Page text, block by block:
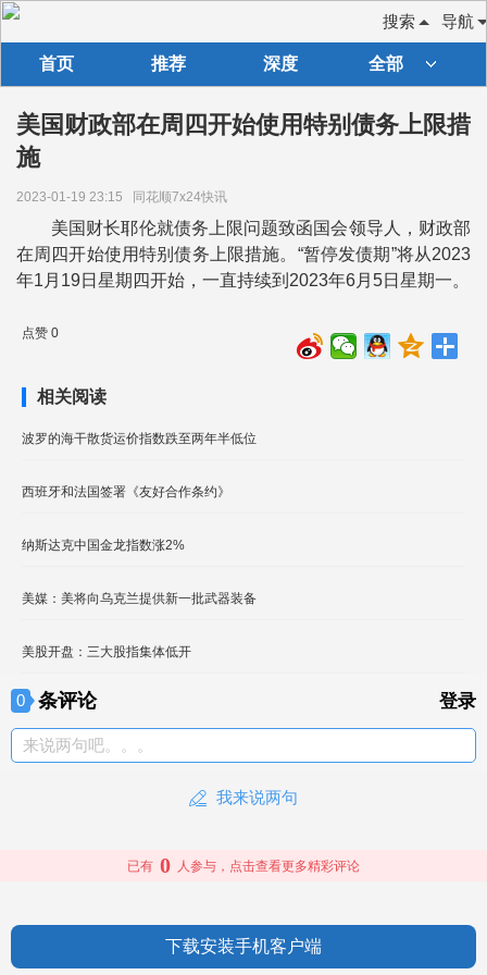
导航
搜索
首页 推荐 深度 全部
美国财政部在周四开始使用特别债务上限措
施
2023-01-19 23:15 同花顺7x24快讯
美国财长耶伦就债务上限问题致函国会领导人，财政部
在周四开始使用特别债务上限措施。“暂停发债期”将从2023
年1月19日星期四开始，一直持续到2023年6月5日星期一。
点赞 0
相关阅读
波罗的海干散货运价指数跌至两年半低位
西班牙和法国签署《友好合作条约》
纳斯达克中国金龙指数涨2%
美媒：美将向乌克兰提供新一批武器装备
美股开盘：三大股指集体低开
0 条评论 登录
来说两句吧。。。
我来说两句
已有 0 人参与，点击查看更多精彩评论
下载安装手机客户端